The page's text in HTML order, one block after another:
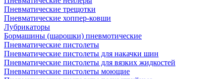
Пневматические трещотки
Пневматические хоппер-ковши
Лубрикаторы
Бормашины (шарошки) пневмотические
Пневматические пистолеты
Пневматические пистолеты для накачки шин
Пневматические пистолеты для вязких жидкостей
Пневматические пистолеты моющие